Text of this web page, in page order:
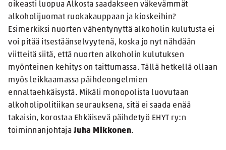
oikeasti luopua Alkosta saadakseen väkevämmät
alkoholijuomat ruokakauppaan ja kioskeihin?
Esimerkiksi nuorten vähentynyttä alkoholin kulutusta ei
voi pitää itsestäänselvyytenä, koska jo nyt nähdään
viitteitä siitä, että nuorten alkoholin kulutuksen
myönteinen kehitys on taittumassa. Tällä hetkellä ollaan
myös leikkaamassa päihdeongelmien
ennaltaehkäisystä. Mikäli monopolista luovutaan
alkoholipolitiikan seurauksena, sitä ei saada enää
takaisin, korostaa Ehkäisevä päihdetyö EHYT ry:n
toiminnanjohtaja Juha Mikkonen.